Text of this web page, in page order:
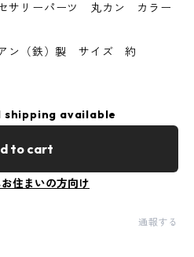
サリーパーツ 丸カン カラー
ン（鉄）製 サイズ 約
available
to cart
住まいの方向け
通報する